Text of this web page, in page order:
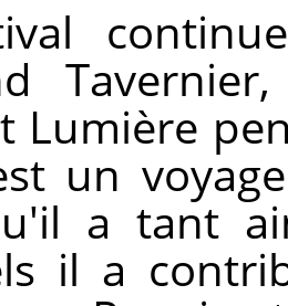
Lumière
un
a tant
il a